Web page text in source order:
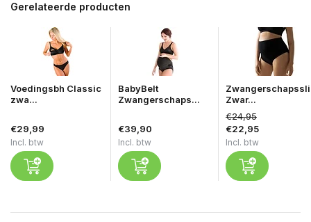
Gerelateerde producten
Voedingsbh Classic
zwa...
€29,99
Incl. btw
BabyBelt
Zwangerschaps...
€39,90
Incl. btw
Zwar...
€24,95
€22,95
Incl. btw